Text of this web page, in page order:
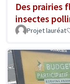
Des prairies
insectes
Projet lauréat